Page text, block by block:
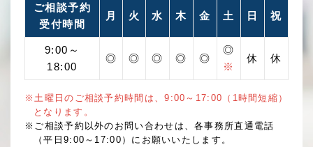
ご相談予約
受付時間
月 火 水 木 金 土 日 祝
9:00～
18:00
◎ ◎ ◎ ◎ ◎
◎
※
休 休
※土曜日のご相談予約時間は、9:00～17:00（1時間短縮）
となります。
※ご相談予約以外のお問い合わせは、各事務所直通電話
（平日9:00～17:00）にお願いいたします。